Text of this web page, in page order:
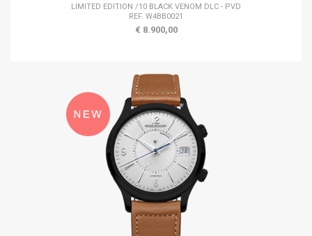
LIMITED EDITION /10 BLACK VENOM DLC - PVD
REF. W4BB0021
€ 8.900,00